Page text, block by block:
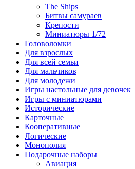
The Ships
Битвы самураев
Крепости
Миниатюры 1/72
Головоломки
Для взрослых
Для всей семьи
Для мальчиков
Для молодежи
Игры настольные для девочек
Игры с миниатюрами
Исторические
Карточные
Кооперативные
Логические
Монополия
Подарочные наборы
Авиация